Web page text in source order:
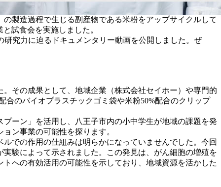
製造過程で生じる副産物である米粉をアップサイクルして
試食会を実施しました。
究力に迫るドキュメンタリー動画を公開しました。ぜ
その成果として、地域企業（株式会社セイホー）や専門的
のバイオプラスチックゴミ袋や米粉50%配合のクリップ
ーン」を活用し、八王子市内の小中学生が地域の課題を発
ン事業の可能性を探ります。
での作用の仕組みは明らかになっていませんでした。今回
験によって示されました。この発見は、がん細胞の増殖を
への有効活用の可能性を示しており、地域資源を活かした